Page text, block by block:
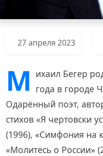
27 апреля 2023
М ихаил Бегер
года в городе
Одарённый поэт,
стихов «Я чертовски
(1996), «Симфония на
«Молитесь о России»